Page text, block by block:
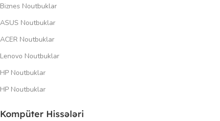
Biznes Noutbuklar
ASUS Noutbuklar
ACER Noutbuklar
Lenovo Noutbuklar
HP Noutbuklar
HP Noutbuklar
Kompüter Hissələri